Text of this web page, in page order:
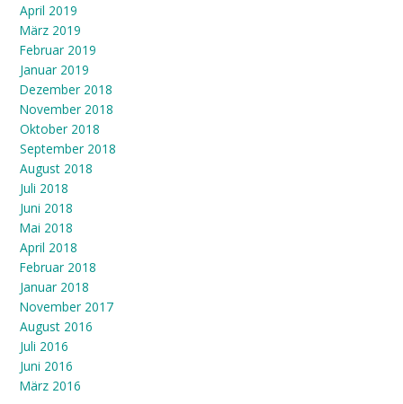
April 2019
März 2019
Februar 2019
Januar 2019
Dezember 2018
November 2018
Oktober 2018
September 2018
August 2018
Juli 2018
Juni 2018
Mai 2018
April 2018
Februar 2018
Januar 2018
November 2017
August 2016
Juli 2016
Juni 2016
März 2016